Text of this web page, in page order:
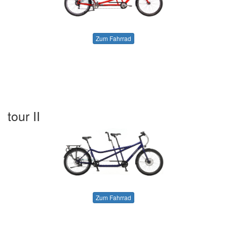
Zum Fahrrad
tour II
Zum Fahrrad